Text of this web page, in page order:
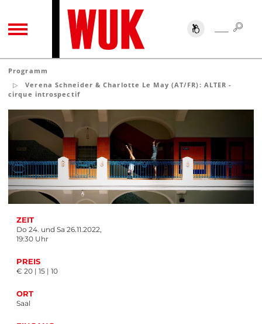
TOGGLE NAVIGATION SUCHE
Programm
Verena Schneider & Charlotte Le May (AT/FR): ALTER -
cirque introspectif
ZEIT
Do 24. und Sa 26.11.2022,
19:30 Uhr
PREIS
€ 20 | 15 | 10
ORT
Saal